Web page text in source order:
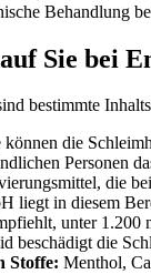
Behandlung
Sie bei
bestimmte
die
Personen
die
liegt in diesem
unter 1.200
beschädigt die
Stoffe: Menthol,